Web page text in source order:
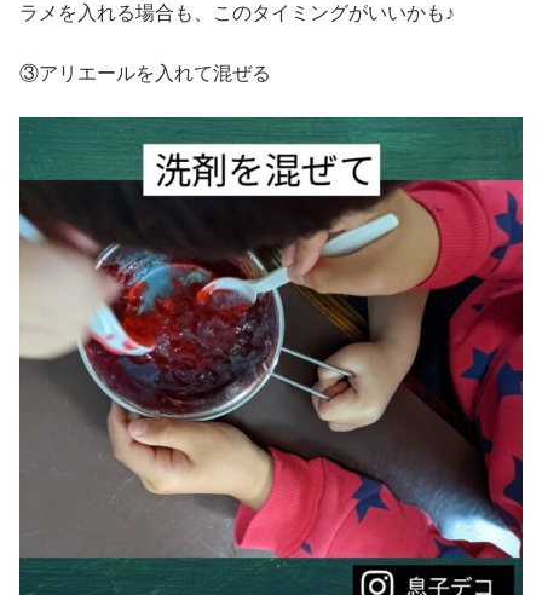
ラメを入れる場合も、このタイミングがいいかも♪
③アリエールを入れて混ぜる